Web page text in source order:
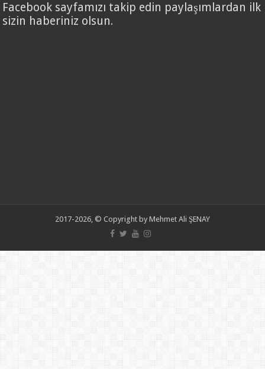
Facebook sayfamızı takip edin paylaşımlardan ilk
sizin haberiniz olsun.
2017-2026, © Copyright by Mehmet Ali ŞENAY